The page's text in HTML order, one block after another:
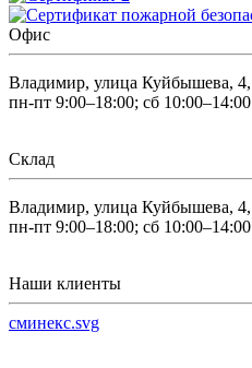
Офис
Владимир, улица Куйбышева, 4,
пн-пт 9:00–18:00; сб 10:00–14:00
Склад
Владимир, улица Куйбышева, 4,
пн-пт 9:00–18:00; сб 10:00–14:00
Наши клиенты
сминекс.svg